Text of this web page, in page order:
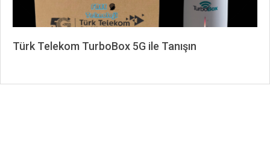
Türk Telekom TurboBox 5G ile Tanışın